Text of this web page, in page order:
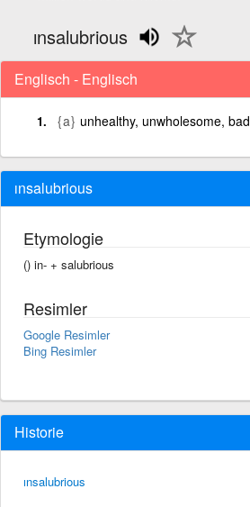
ınsalubrious
Englisch - Englisch
{a} unhealthy, unwholesome, bad
ınsalubrious
Etymologie
() in- +‎ salubrious
Resimler
Google Resimler
Bing Resimler
Historie
ınsalubrious